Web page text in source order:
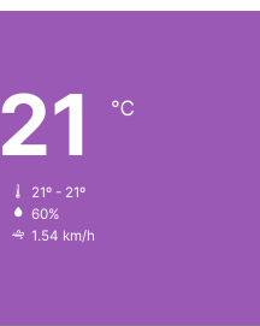
21 ℃
21º - 21º
60%
1.54 km/h